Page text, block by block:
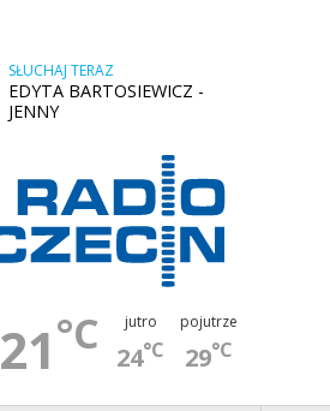
SŁUCHAJ TERAZ
EDYTA BARTOSIEWICZ -
JENNY
21°C jutro
24°C
pojutrze
29°C